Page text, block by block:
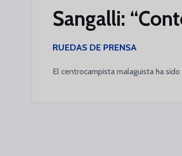
Sangalli:
RUEDAS DE PRENSA
El centrocampista malaguista ha